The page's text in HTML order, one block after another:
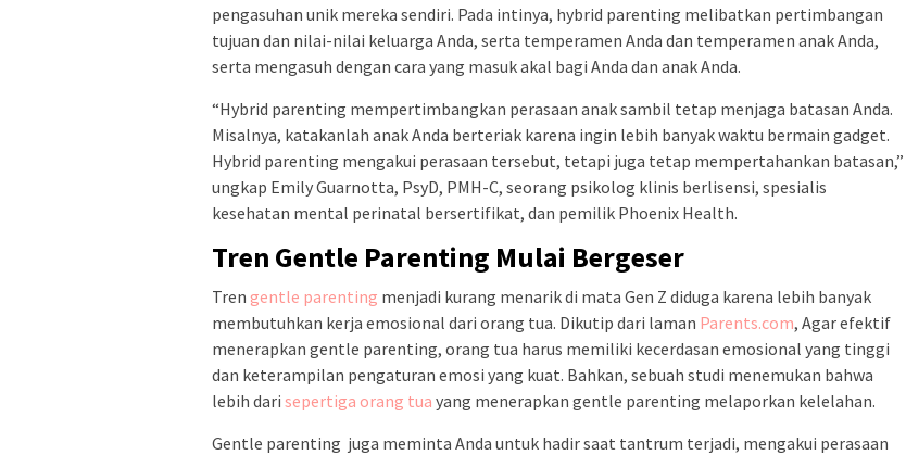
pengasuhan unik mereka sendiri. Pada intinya, hybrid parenting melibatkan pertimbangan
tujuan dan nilai-nilai keluarga Anda, serta temperamen Anda dan temperamen anak Anda,
serta mengasuh dengan cara yang masuk akal bagi Anda dan anak Anda.
“Hybrid parenting mempertimbangkan perasaan anak sambil tetap menjaga batasan Anda.
Misalnya, katakanlah anak Anda berteriak karena ingin lebih banyak waktu bermain gadget.
Hybrid parenting mengakui perasaan tersebut, tetapi juga tetap mempertahankan batasan,”
ungkap Emily Guarnotta, PsyD, PMH-C, seorang psikolog klinis berlisensi, spesialis
kesehatan mental perinatal bersertifikat, dan pemilik Phoenix Health.
Tren Gentle Parenting Mulai Bergeser
Tren gentle parenting menjadi kurang menarik di mata Gen Z diduga karena lebih banyak
membutuhkan kerja emosional dari orang tua. Dikutip dari laman Parents.com, Agar efektif
menerapkan gentle parenting, orang tua harus memiliki kecerdasan emosional yang tinggi
dan keterampilan pengaturan emosi yang kuat. Bahkan, sebuah studi menemukan bahwa
lebih dari sepertiga orang tua yang menerapkan gentle parenting melaporkan kelelahan.
Gentle parenting juga meminta Anda untuk hadir saat tantrum terjadi, mengakui perasaan